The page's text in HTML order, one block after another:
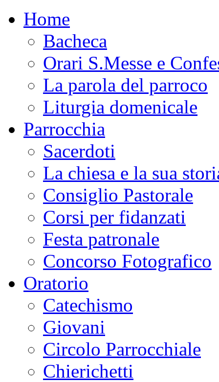
Home
Bacheca
Orari S.Messe e
La parola del parroco
Liturgia domenicale
Parrocchia
Sacerdoti
La chiesa e la sua
Consiglio Pastorale
Corsi per fidanzati
Festa patronale
Concorso Fotografico
Oratorio
Catechismo
Giovani
Circolo Parrocchiale
Chierichetti